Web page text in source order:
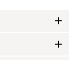
add
add